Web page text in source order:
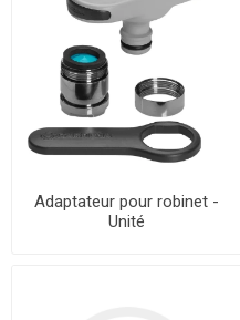
Adaptateur pour robinet -
Unité